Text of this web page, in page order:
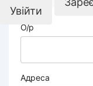
Увійти
О/р
Адреса